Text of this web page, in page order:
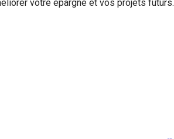
votre épargne et vos projets futurs.